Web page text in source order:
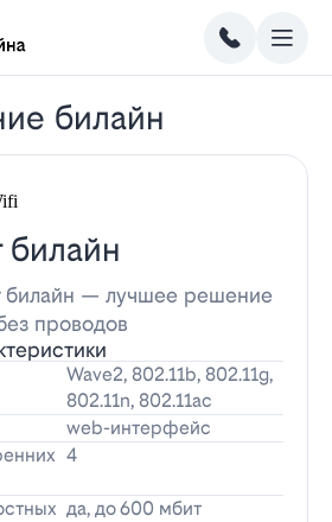
билайн
билайн
билайн — лучшее решение
проводов
Wave2, 802.11b, 802.11g,
802.11n, 802.11ac
web-интерфейс
4
да, до 600 мбит